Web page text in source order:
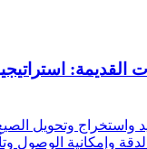
القديمة:
واستخراج وتحويل